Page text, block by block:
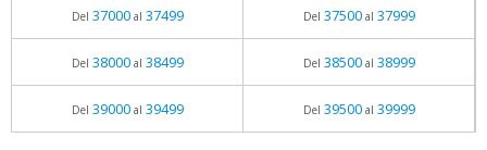
Del 37000al 37499 Del 37500al 37999
Del 38000al 38499 Del 38500al 38999
Del 39000al 39499 Del 39500al 39999